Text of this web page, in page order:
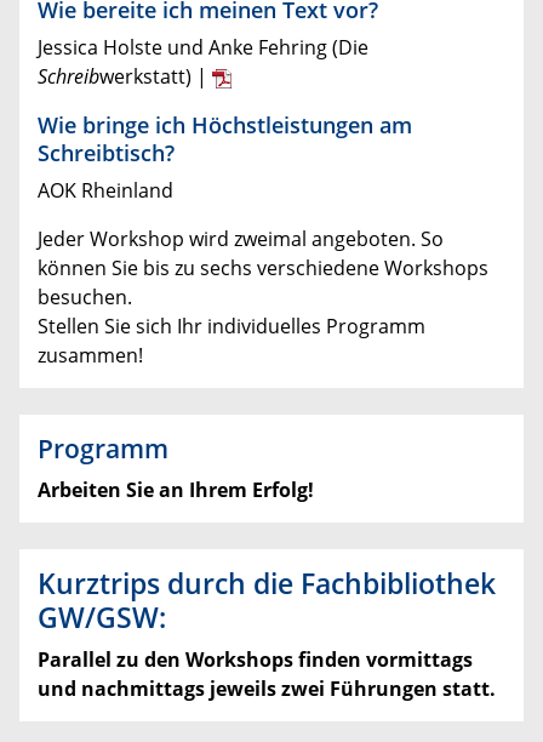
Wie bereite ich meinen Text vor?
Jessica Holste und Anke Fehring (Die
Schreibwerkstatt) |
Wie bringe ich Höchstleistungen am
Schreibtisch?
AOK Rheinland
Jeder Workshop wird zweimal angeboten. So
können Sie bis zu sechs verschiedene Workshops
besuchen.
Stellen Sie sich Ihr individuelles Programm
zusammen!
Programm
Arbeiten Sie an Ihrem Erfolg!
Kurztrips durch die Fachbibliothek
GW/GSW:
Parallel zu den Workshops finden vormittags
und nachmittags jeweils zwei Führungen statt.